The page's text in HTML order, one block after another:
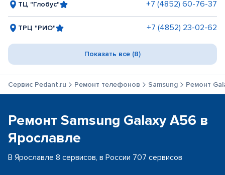
ТЦ "Глобус" +7 (4852) 60-76-37
ТРЦ "РИО" +7 (4852) 23-02-62
Показать все (8)
Сервис Pedant.ru Ремонт телефонов Samsung Ремонт
Ремонт Samsung Galaxy A56 в
Ярославле
В Ярославле 8 сервисов, в России 707 сервисов